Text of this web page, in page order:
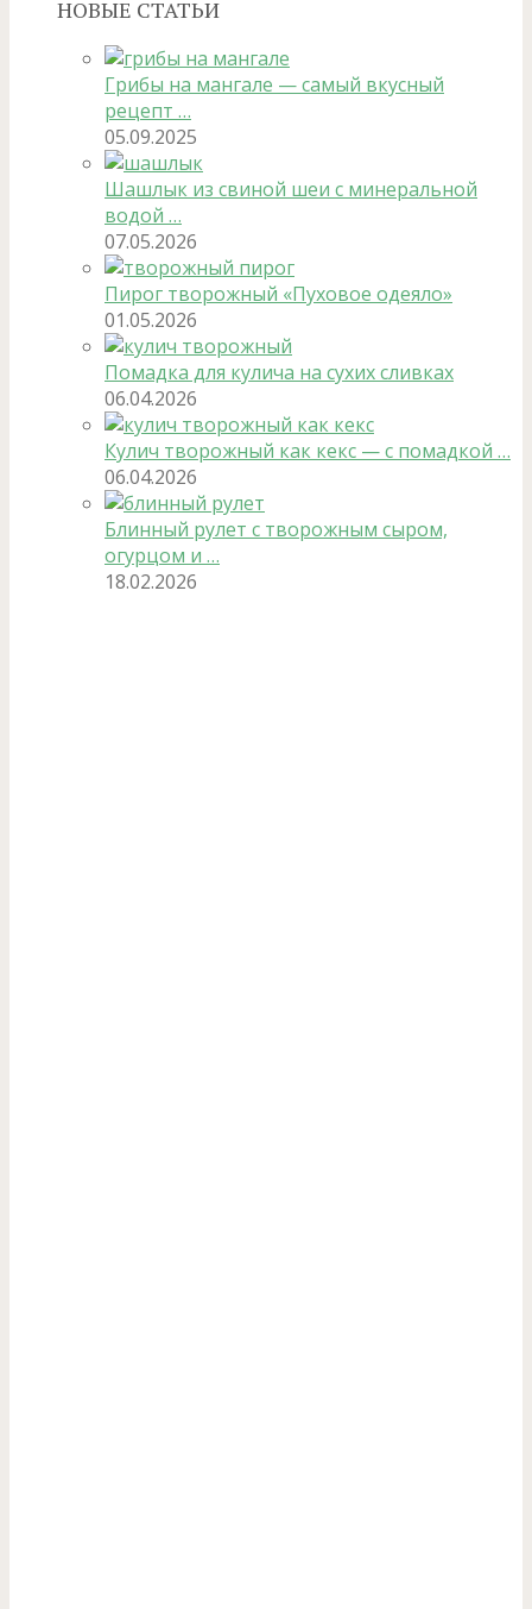
НОВЫЕ СТАТЬИ
Грибы на мангале — самый вкусный
рецепт …
05.09.2025
Шашлык из свиной шеи с минеральной
водой …
07.05.2026
Пирог творожный «Пуховое одеяло»
01.05.2026
Помадка для кулича на сухих сливках
06.04.2026
Кулич творожный как кекс — с помадкой …
06.04.2026
Блинный рулет с творожным сыром,
огурцом и …
18.02.2026